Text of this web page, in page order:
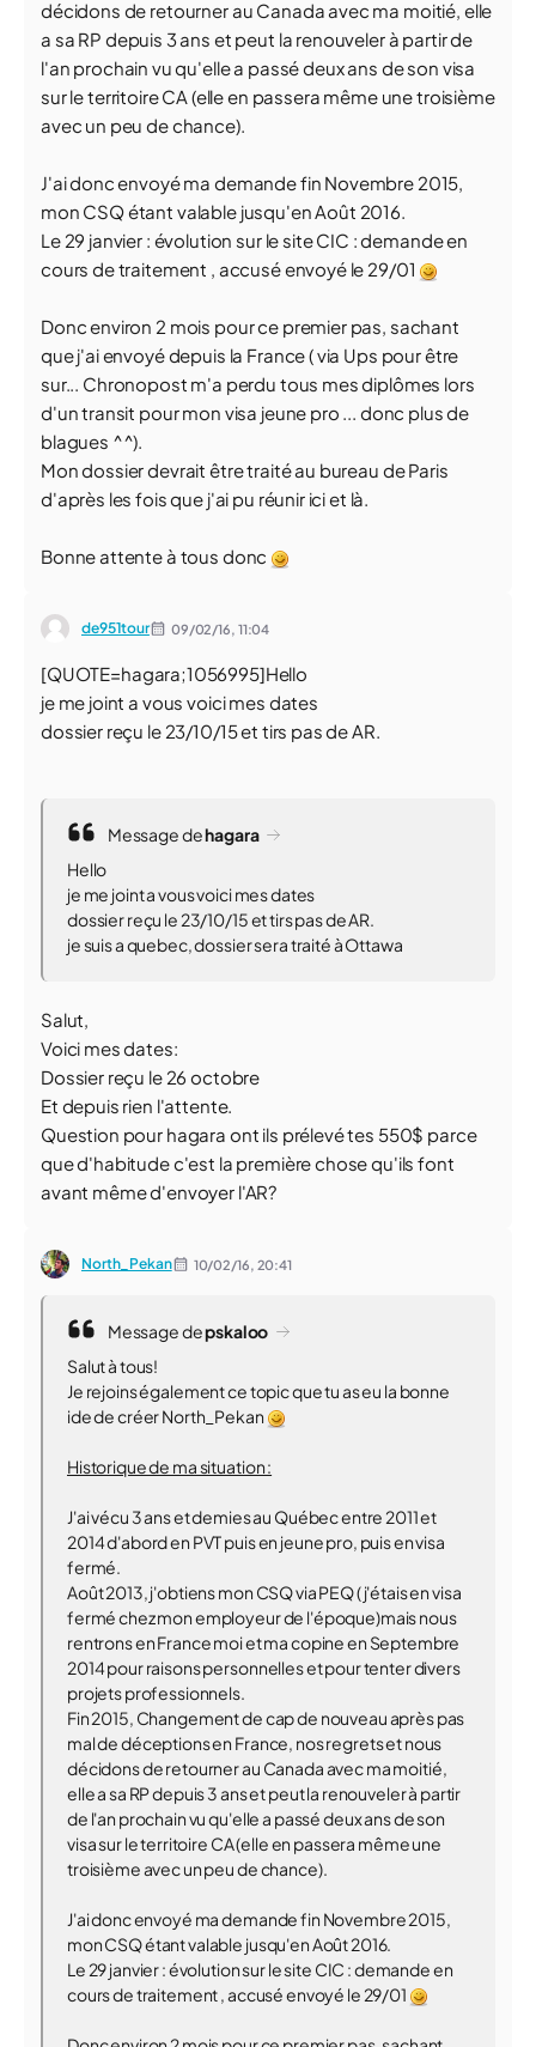
décidons de retourner au Canada avec ma moitié, elle
a sa RP depuis 3 ans et peut la renouveler à partir de
l'an prochain vu qu'elle a passé deux ans de son visa
sur le territoire CA (elle en passera même une troisième
avec un peu de chance).
J'ai donc envoyé ma demande fin Novembre 2015,
mon CSQ étant valable jusqu'en Août 2016.
Le 29 janvier : évolution sur le site CIC : demande en
cours de traitement , accusé envoyé le 29/01
Donc environ 2 mois pour ce premier pas, sachant
que j'ai envoyé depuis la France ( via Ups pour être
sur... Chronopost m'a perdu tous mes diplômes lors
d'un transit pour mon visa jeune pro ... donc plus de
blagues ^^).
Mon dossier devrait être traité au bureau de Paris
d'après les fois que j'ai pu réunir ici et là.
Bonne attente à tous donc
de951tour 09/02/16, 11:04
[QUOTE=hagara;1056995]Hello
je me joint a vous voici mes dates
dossier reçu le 23/10/15 et tirs pas de AR.
Message dehagara
Hello
je me joint a vous voici mes dates
dossier reçu le 23/10/15 et tirs pas de AR.
je suis a quebec, dossier sera traité à Ottawa
Salut,
Voici mes dates:
Dossier reçu le 26 octobre
Et depuis rien l'attente.
Question pour hagara ont ils prélevé tes 550$ parce
que d'habitude c'est la première chose qu'ils font
avant même d'envoyer l'AR?
North_Pekan 10/02/16, 20:41
Message depskaloo
Salut à tous!
Je rejoins également ce topic que tu as eu la bonne
ide de créer North_Pekan
Historique de ma situation :
J'ai vécu 3 ans et demies au Québec entre 2011 et
2014 d'abord en PVT puis en jeune pro, puis en visa
fermé.
Août 2013, j'obtiens mon CSQ via PEQ ( j'étais en visa
fermé chez mon employeur de l'époque)mais nous
rentrons en France moi et ma copine en Septembre
2014 pour raisons personnelles et pour tenter divers
projets professionnels.
Fin 2015, Changement de cap de nouveau après pas
mal de déceptions en France, nos regrets et nous
décidons de retourner au Canada avec ma moitié,
elle a sa RP depuis 3 ans et peut la renouveler à partir
de l'an prochain vu qu'elle a passé deux ans de son
visa sur le territoire CA (elle en passera même une
troisième avec un peu de chance).
J'ai donc envoyé ma demande fin Novembre 2015,
mon CSQ étant valable jusqu'en Août 2016.
Le 29 janvier : évolution sur le site CIC : demande en
cours de traitement , accusé envoyé le 29/01